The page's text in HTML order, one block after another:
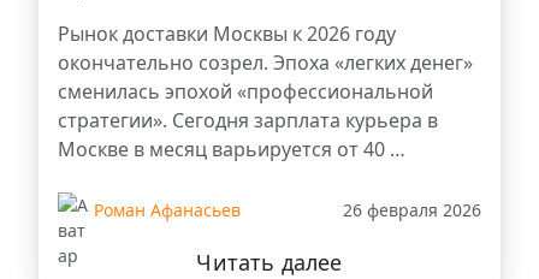
Рынок доставки Москвы к 2026 году
окончательно созрел. Эпоха «легких денег»
сменилась эпохой «профессиональной
стратегии». Сегодня зарплата курьера в
Москве в месяц варьируется от 40 …
Роман Афанасьев 26 февраля 2026
Читать далее